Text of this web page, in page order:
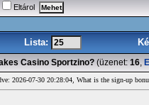
Eltárol
Lista:
Casino Sportzino? (üzenet: 16,
2026-07-30 20:28:04, What is the sign-up